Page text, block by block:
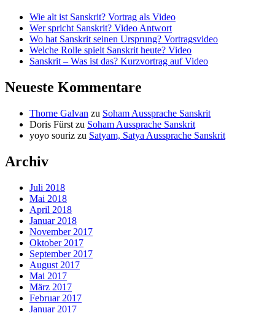
Wie alt ist Sanskrit? Vortrag als Video
Wer spricht Sanskrit? Video Antwort
Wo hat Sanskrit seinen Ursprung? Vortragsvideo
Welche Rolle spielt Sanskrit heute? Video
Sanskrit – Was ist das? Kurzvortrag auf Video
Neueste Kommentare
Thorne Galvan zu Soham Aussprache Sanskrit
Doris Fürst zu Soham Aussprache Sanskrit
yoyo souriz zu Satyam, Satya Aussprache Sanskrit
Archiv
Juli 2018
Mai 2018
April 2018
Januar 2018
November 2017
Oktober 2017
September 2017
August 2017
Mai 2017
März 2017
Februar 2017
Januar 2017